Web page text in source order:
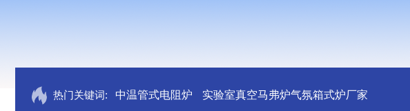
热门关键词: 中温管式电阻炉 实验室真空马弗炉气氛箱式炉厂家